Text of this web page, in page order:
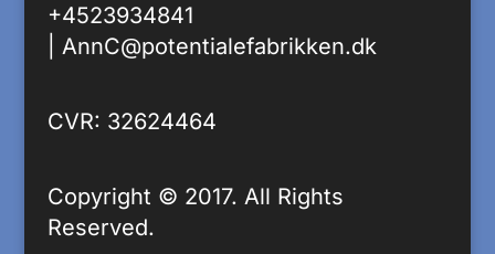
+4523934841
AnnC@potentialefabrikken.dk
CVR: 32624464
Copyright © 2017. All Rights
Reserved.